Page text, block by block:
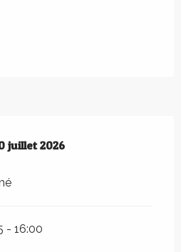
juillet 2026
juillet 2026
- 16:00